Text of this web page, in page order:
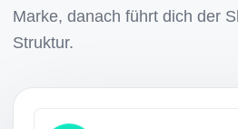
Marke, danach führt dich der
Struktur.